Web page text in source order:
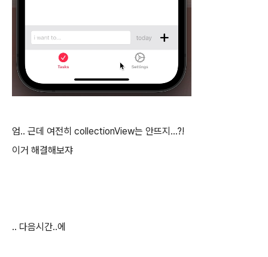
엄.. 근데 여전히 collectionView는 안뜨지...?!
이거 해결해보쟈
.. 다음시간..에